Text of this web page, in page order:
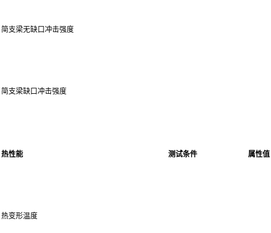
简支梁无缺口冲击强度
简支梁缺口冲击强度
热性能 测试条件 属性值
热变形温度